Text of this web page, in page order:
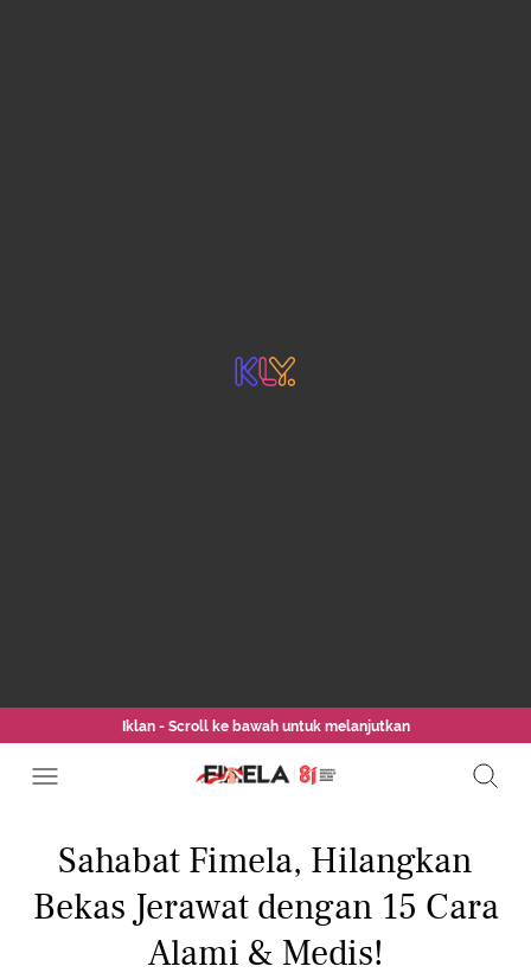
Iklan - Scroll ke bawah untuk melanjutkan
Sahabat Fimela, Hilangkan
Bekas Jerawat dengan 15 Cara
Alami & Medis!